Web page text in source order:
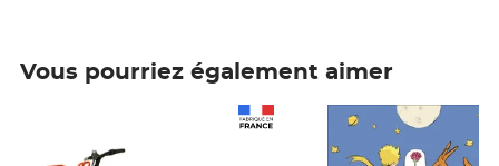
Vous pourriez également aimer
Prix 7,50€